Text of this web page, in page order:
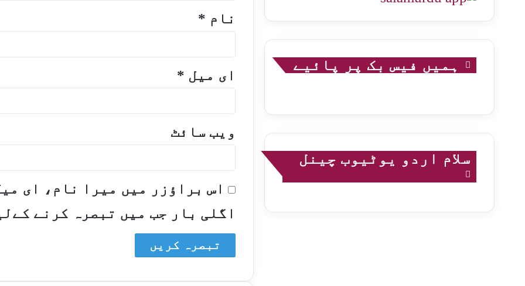
نام *
ای میل *
ویب‌ سائٹ
اس براؤزر میں میرا نام، ای
اگلی بار جب میں تبصرہ کرنے
ہمیں فیس بک پر پائیے
سلام اردو یوٹیوب چینل